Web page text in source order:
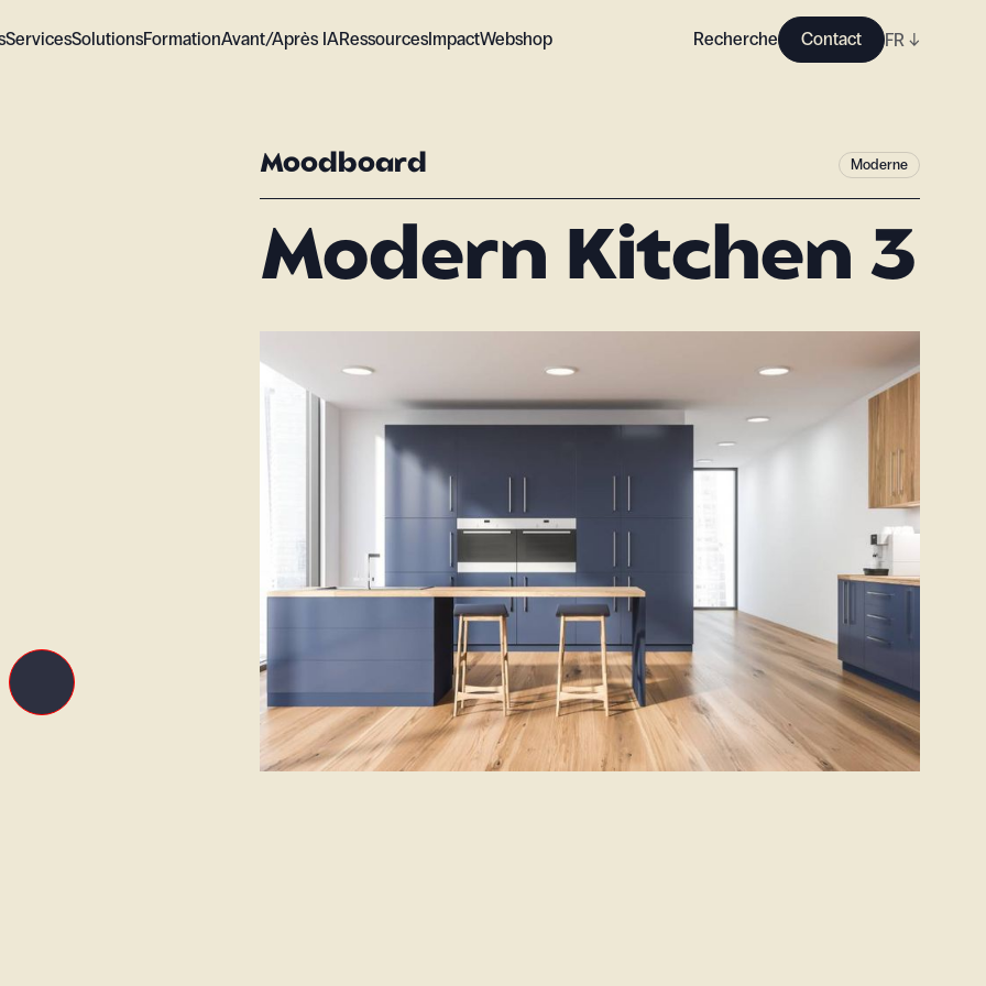
ServicesSolutionsFormationAvant/Après IARessourcesImpactWebshop Recherche Contact FR ↓
Moodboard Moderne
Modern Kitchen 3